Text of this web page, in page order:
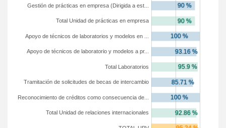
Total Unidad de relaciones internacionales
Reconocimiento de créditos como consecuencia de...
Tramitación de solicitudes de becas de intercambio
Total Laboratorios
Apoyo de técnicos de laboratorio y modelos a pr...
Apoyo de técnicos de laboratorios y modelos en ...
Total Unidad de prácticas en empresa
Gestión de prácticas en empresa (Dirigida a est...